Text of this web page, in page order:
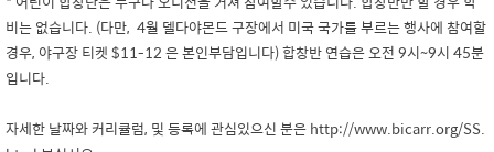
비는 없습니다. (다만, 4월 델다야몬드 구장에서 미국 국가를 부르는 행사에 참여할
경우, 야구장 티켓 $11-12 은 본인부담입니다) 합창반 연습은 오전 9시~9시 45분
입니다.
자세한 날짜와 커리큘럼, 및 등록에 관심있으신 분은 http://www.bicarr.org/SS.